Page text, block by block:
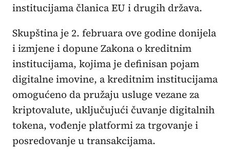
institucijama članica EU i drugih država.
Skupština je 2. februara ove godine donijela
i izmjene i dopune Zakona o kreditnim
institucijama, kojima je definisan pojam
digitalne imovine, a kreditnim institucijama
omogućeno da pružaju usluge vezane za
kriptovalute, uključujući čuvanje digitalnih
tokena, vođenje platformi za trgovanje i
posredovanje u transakcijama.